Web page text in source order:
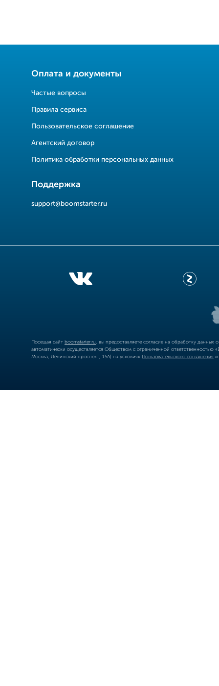
Оплата и документы
Частые вопросы
Правила сервиса
Пользовательское соглашение
Агентский договор
Политика обработки персональных данных
Поддержка
support@boomstarter.ru
Посещая сайт boomstarter.ru , вы предоставляете согласие на обработку
автоматически осуществляется Обществом с ограниченной
Москва, Ленинский проспект, 15А) на условиях Пользовательского соглашения и